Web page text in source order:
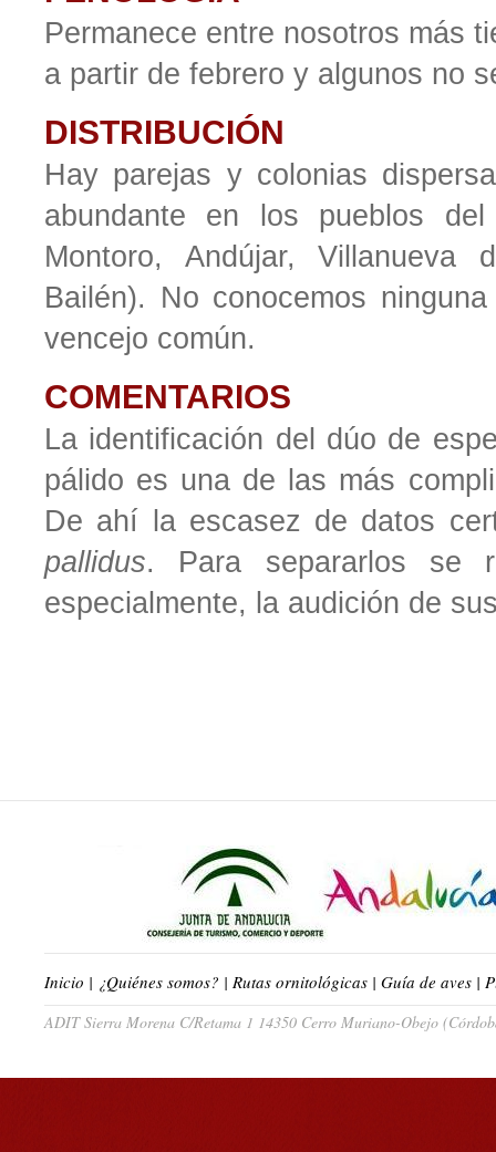
Permanece entre nosotros más
a partir de febrero y algunos no
DISTRIBUCIÓN
Hay parejas y colonias
abundante en los pueblos del
Montoro, Andújar, Villanueva
Bailén). No conocemos
vencejo común.
COMENTARIOS
La identificación del dúo de
pálido es una de las más
De ahí la escasez de datos
pallidus. Para separarlos se
especialmente, la audición de
Inicio | ¿Quiénes somos? | Rutas ornitológicas | Guía de aves |
ADIT Sierra Morena C/Retama 1 14350 Cerro Muriano-Obejo